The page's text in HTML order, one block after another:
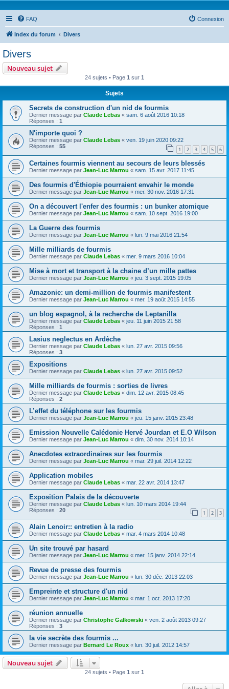
FAQ Connexion
Index du forum Divers
Divers
Nouveau sujet
24 sujets • Page 1 sur 1
Sujets
Secrets de construction d'un nid de fourmis
Dernier message par Claude Lebas « sam. 6 août 2016 10:18
Réponses : 1
N'importe quoi ?
Dernier message par Claude Lebas « ven. 19 juin 2020 09:22
Réponses : 55 1 2 3 4 5 6
Certaines fourmis viennent au secours de leurs blessés
Dernier message par Jean-Luc Marrou « sam. 15 avr. 2017 11:45
Des fourmis d'Éthiopie pourraient envahir le monde
Dernier message par Jean-Luc Marrou « mer. 30 nov. 2016 17:31
On a découvert l'enfer des fourmis : un bunker atomique
Dernier message par Jean-Luc Marrou « sam. 10 sept. 2016 19:00
La Guerre des fourmis
Dernier message par Jean-Luc Marrou « lun. 9 mai 2016 21:54
Mille milliards de fourmis
Dernier message par Claude Lebas « mer. 9 mars 2016 10:04
Mise à mort et transport à la chaine d’un mille pattes
Dernier message par Jean-Luc Marrou « jeu. 3 sept. 2015 19:05
Amazonie: un demi-million de fourmis manifestent
Dernier message par Jean-Luc Marrou « mer. 19 août 2015 14:55
un blog espagnol, à la recherche de Leptanilla
Dernier message par Claude Lebas « jeu. 11 juin 2015 21:58
Réponses : 1
Lasius neglectus en Ardèche
Dernier message par Claude Lebas « lun. 27 avr. 2015 09:56
Réponses : 3
Expositions
Dernier message par Claude Lebas « lun. 27 avr. 2015 09:52
Mille milliards de fourmis : sorties de livres
Dernier message par Claude Lebas « dim. 12 avr. 2015 08:45
Réponses : 2
L’effet du téléphone sur les fourmis
Dernier message par Jean-Luc Marrou « jeu. 15 janv. 2015 23:48
Emission Nouvelle Calédonie Hervé Jourdan et E.O Wilson
Dernier message par Jean-Luc Marrou « dim. 30 nov. 2014 10:14
Anecdotes extraordinaires sur les fourmis
Dernier message par Jean-Luc Marrou « mar. 29 juil. 2014 12:22
Application mobiles
Dernier message par Claude Lebas « mar. 22 avr. 2014 13:47
Exposition Palais de la découverte
Dernier message par Claude Lebas « lun. 10 mars 2014 19:44
Réponses : 20 1 2 3
Alain Lenoir:: entretien à la radio
Dernier message par Claude Lebas « mar. 4 mars 2014 10:48
Un site trouvé par hasard
Dernier message par Jean-Luc Marrou « mer. 15 janv. 2014 22:14
Revue de presse des fourmis
Dernier message par Jean-Luc Marrou « lun. 30 déc. 2013 22:03
Empreinte et structure d'un nid
Dernier message par Jean-Luc Marrou « mar. 1 oct. 2013 17:20
réunion annuelle
Dernier message par Christophe Galkowski « ven. 2 août 2013 09:27
Réponses : 3
la vie secrète des fourmis ...
Dernier message par Bernard Le Roux « lun. 30 juil. 2012 14:57
Nouveau sujet
24 sujets • Page 1 sur 1